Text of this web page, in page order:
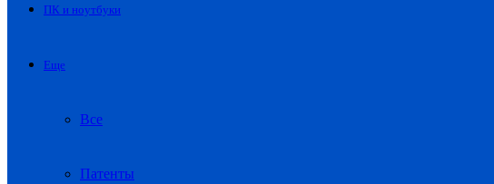
ПК и ноутбуки
Еще
Все
Патенты